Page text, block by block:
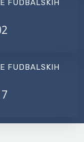
FUDBALSKIH
FUDBALSKIH